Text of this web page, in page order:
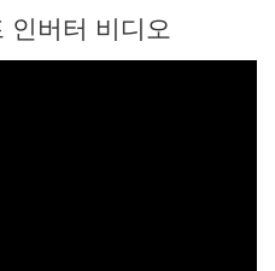
인버터 비디오